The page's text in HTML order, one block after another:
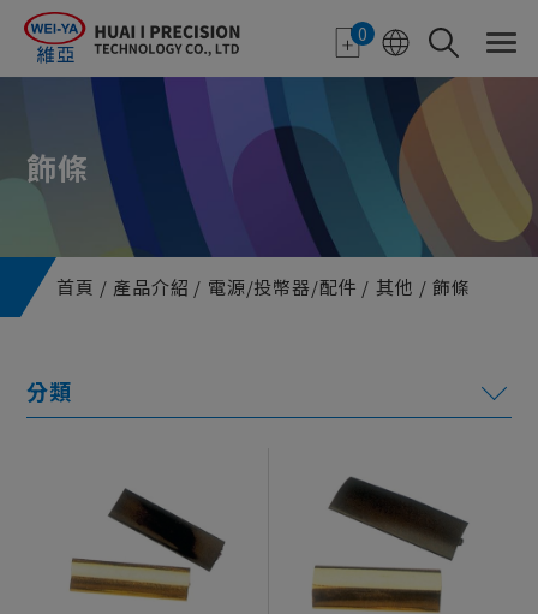
0
飾條
首頁 產品介紹 電源/投幣器/配件 其他 飾條
特色顯示器
機台機構
生活型態顯示器
Cookie管理面板